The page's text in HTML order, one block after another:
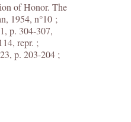
of Honor. The
1954, n°10 ;
p. 304-307,
repr. ;
p. 203-204 ;